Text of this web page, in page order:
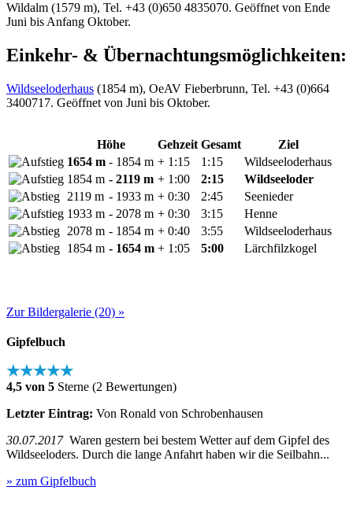
Wildalm (1579 m), Tel. +43 (0)650 4835070. Geöffnet von Ende
Juni bis Anfang Oktober.
Einkehr- & Übernachtungsmöglichkeiten:
Wildseeloderhaus (1854 m), OeAV Fieberbrunn, Tel. +43 (0)664
3400717. Geöffnet von Juni bis Oktober.
Höhe Gehzeit Gesamt
Ziel
1654 m - 1854 m + 1:15 1:15
Wildseeloderhaus
1854 m - 2119 m + 1:00 2:15
Wildseeloder
2119 m - 1933 m + 0:30 2:45
Seenieder
1933 m - 2078 m + 0:30 3:15
Henne
2078 m - 1854 m + 0:40 3:55
Wildseeloderhaus
1854 m - 1654 m + 1:05 5:00 Lärchfilzkogel
Zur Bildergalerie (20) »
Gipfelbuch
★★★★★
4,5 von 5 Sterne (2 Bewertungen)
Letzter Eintrag: Von Ronald von Schrobenhausen
30.07.2017Waren gestern bei bestem Wetter auf dem Gipfel des
Wildseeloders. Durch die lange Anfahrt haben wir die Seilbahn...
» zum Gipfelbuch